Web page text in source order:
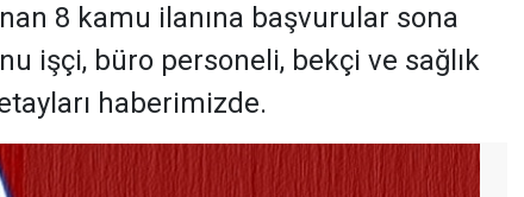
8 kamu ilanına başvurular sona
işçi, büro personeli, bekçi ve sağlık
haberimizde.